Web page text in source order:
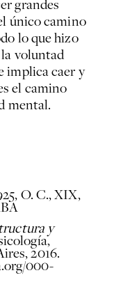
grandes
único camino
lo que hizo
voluntad
implica caer y
el camino
mental.
O. C., XIX,
y
2016.
000-